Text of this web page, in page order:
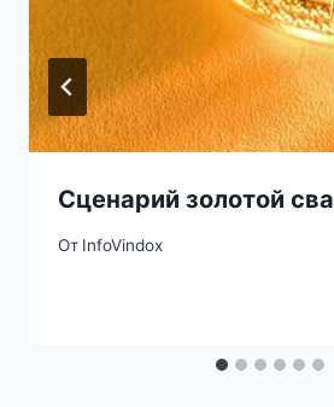
Сценарий золотой
От InfoVindox